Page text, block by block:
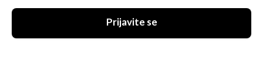
Prijavite se